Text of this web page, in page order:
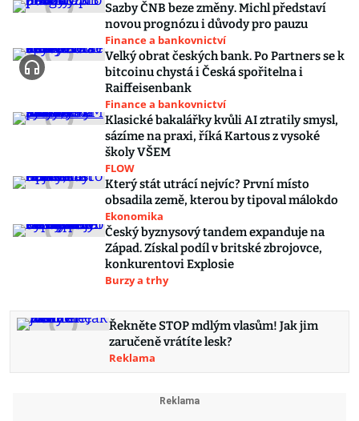
Sazby ČNB beze změny. Michl představí
novou prognózu i důvody pro pauzu
Finance a bankovnictví
Velký obrat českých bank. Po Partners se k
bitcoinu chystá i Česká spořitelna i
Raiffeisenbank
Finance a bankovnictví
Klasické bakalářky kvůli AI ztratily smysl,
sázíme na praxi, říká Kartous z vysoké
školy VŠEM
FLOW
Který stát utrácí nejvíc? První místo
obsadila země, kterou by tipoval málokdo
Ekonomika
Český byznysový tandem expanduje na
Západ. Získal podíl v britské zbrojovce,
konkurentovi Explosie
Burzy a trhy
Řekněte STOP mdlým vlasům! Jak jim
zaručeně vrátíte lesk?
Reklama